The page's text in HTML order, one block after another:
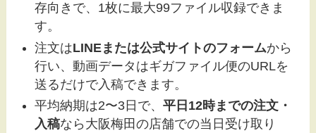
存向きで、1枚に最大99ファイル収録できま
す。
注文はLINEまたは公式サイトのフォームから
行い、動画データはギガファイル便のURLを
送るだけで入稿できます。
平均納期は2〜3日で、平日12時までの注文・
入稿なら大阪梅田の店舗での当日受け取り